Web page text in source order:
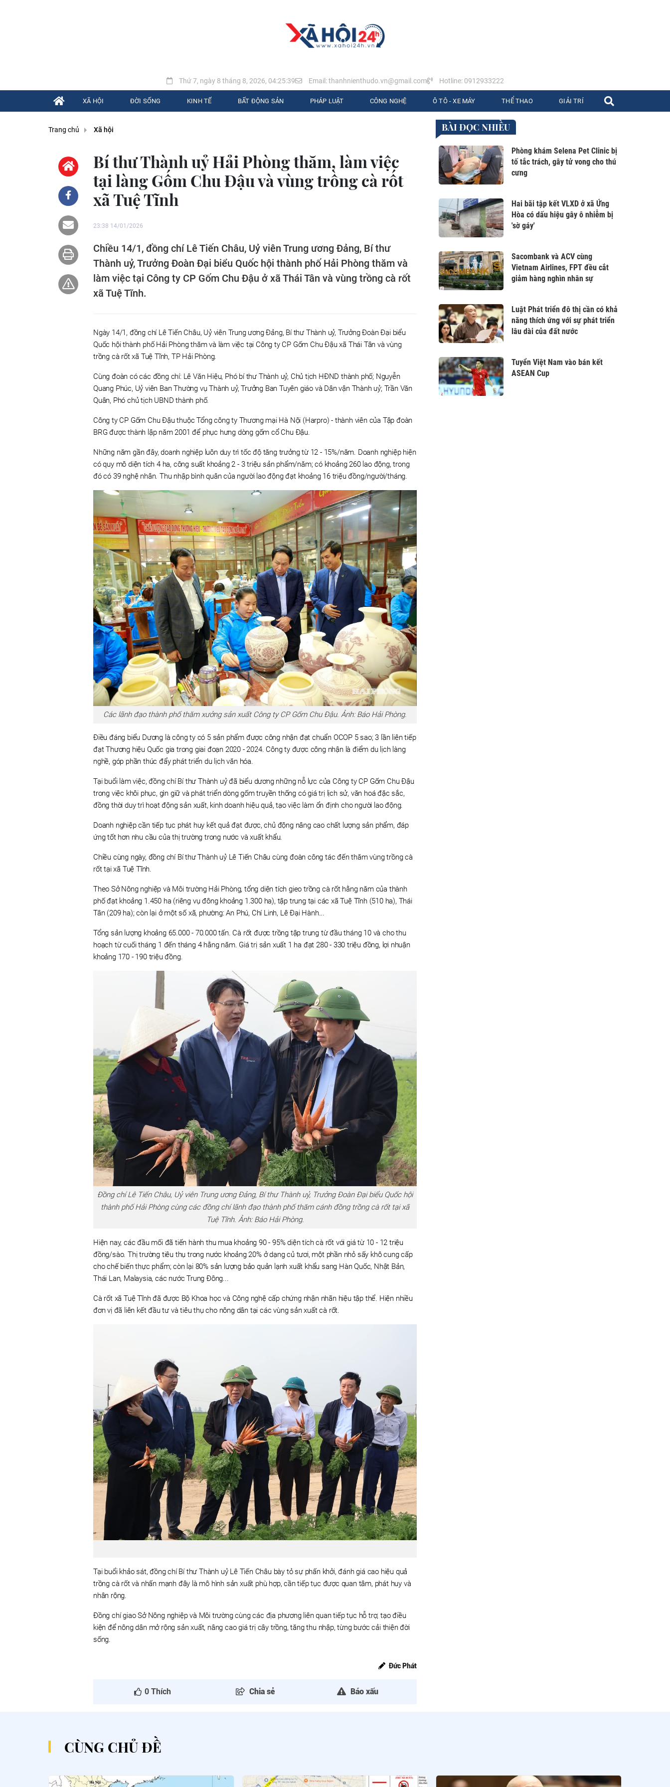
Thứ 7, ngày 8 tháng 8, 2026, 04:25:40 Email: thanhnienthudo.vn@gmail.com Hotline: 0912933222
XÃ HỘI ĐỜI SỐNG KINH TẾ BẤT ĐỘNG SẢN PHÁP LUẬT CÔNG NGHỆ Ô TÔ - XE MÁY THỂ THAO GIẢI TRÍ
Trang chủ Xã hội
Bí thư Thành uỷ Hải Phòng thăm, làm việc
tại làng Gốm Chu Đậu và vùng trồng cà rốt
xã Tuệ Tĩnh
23:38 14/01/2026
Chiều 14/1, đồng chí Lê Tiến Châu, Uỷ viên Trung ương Đảng, Bí thư
Thành uỷ, Trưởng Đoàn Đại biểu Quốc hội thành phố Hải Phòng thăm và
làm việc tại Công ty CP Gốm Chu Đậu ở xã Thái Tân và vùng trồng cà rốt
xã Tuệ Tĩnh.
Ngày 14/1, đồng chí Lê Tiến Châu, Uỷ viên Trung ương Đảng, Bí thư Thành uỷ, Trưởng Đoàn Đại biểu
Quốc hội thành phố Hải Phòng thăm và làm việc tại Công ty CP Gốm Chu Đậu xã Thái Tân và vùng
trồng cà rốt xã Tuệ Tĩnh, TP Hải Phòng.
Cùng đoàn có các đồng chí: Lê Văn Hiệu, Phó bí thư Thành uỷ, Chủ tịch HĐND thành phố; Nguyễn
Quang Phúc, Uỷ viên Ban Thường vụ Thành uỷ, Trưởng Ban Tuyên giáo và Dân vận Thành uỷ; Trần Văn
Quân, Phó chủ tịch UBND thành phố.
Công ty CP Gốm Chu Đậu thuộc Tổng công ty Thương mại Hà Nội (Harpro) - thành viên của Tập đoàn
BRG được thành lập năm 2001 để phục hưng dòng gốm cổ Chu Đậu.
Những năm gần đây, doanh nghiệp luôn duy trì tốc độ tăng trưởng từ 12 - 15%/năm. Doanh nghiệp hiện
có quy mô diện tích 4 ha, công suất khoảng 2 - 3 triệu sản phẩm/năm; có khoảng 260 lao động, trong
đó có 39 nghệ nhân. Thu nhập bình quân của người lao động đạt khoảng 16 triệu đồng/người/tháng.
Các lãnh đạo thành phố thăm xưởng sản xuất Công ty CP Gốm Chu Đậu. Ảnh: Báo Hải Phòng.
Điều đáng biểu Dương là công ty có 5 sản phẩm được công nhận đạt chuẩn OCOP 5 sao; 3 lần liên tiếp
đạt Thương hiệu Quốc gia trong giai đoạn 2020 - 2024. Công ty được công nhận là điểm du lịch làng
nghề, góp phần thúc đẩy phát triển du lịch văn hóa.
Tại buổi làm việc, đồng chí Bí thư Thành uỷ đã biểu dương những nỗ lực của Công ty CP Gốm Chu Đậu
trong việc khôi phục, gìn giữ và phát triển dòng gốm truyền thống có giá trị lịch sử, văn hoá đặc sắc,
đồng thời duy trì hoạt động sản xuất, kinh doanh hiệu quả, tạo việc làm ổn định cho người lao động.
Doanh nghiệp cần tiếp tục phát huy kết quả đạt được, chủ động nâng cao chất lượng sản phẩm, đáp
ứng tốt hơn nhu cầu của thị trường trong nước và xuất khẩu.
Chiều cùng ngày, đồng chí Bí thư Thành uỷ Lê Tiến Châu cùng đoàn công tác đến thăm vùng trồng cà
rốt tại xã Tuệ Tĩnh.
Theo Sở Nông nghiệp và Môi trường Hải Phòng, tổng diện tích gieo trồng cà rốt hằng năm của thành
phố đạt khoảng 1.450 ha (riêng vụ đông khoảng 1.300 ha), tập trung tại các xã Tuệ Tĩnh (510 ha), Thái
Tân (209 ha); còn lại ở một số xã, phường: An Phú, Chí Linh, Lê Đại Hành...
Tổng sản lượng khoảng 65.000 - 70.000 tấn. Cà rốt được trồng tập trung từ đầu tháng 10 và cho thu
hoạch từ cuối tháng 1 đến tháng 4 hằng năm. Giá trị sản xuất 1 ha đạt 280 - 330 triệu đồng, lợi nhuận
khoảng 170 - 190 triệu đồng.
Đồng chí Lê Tiến Châu, Uỷ viên Trung ương Đảng, Bí thư Thành uỷ, Trưởng Đoàn Đại biểu Quốc hội
thành phố Hải Phòng cùng các đồng chí lãnh đạo thành phố thăm cánh đồng trồng cà rốt tại xã
Tuệ Tĩnh. Ảnh: Báo Hải Phòng.
Hiện nay, các đầu mối đã tiến hành thu mua khoảng 90 - 95% diện tích cà rốt với giá từ 10 - 12 triệu
đồng/sào. Thị trường tiêu thụ trong nước khoảng 20% ở dạng củ tươi, một phần nhỏ sấy khô cung cấp
cho chế biến thực phẩm; còn lại 80% sản lượng bảo quản lạnh xuất khẩu sang Hàn Quốc, Nhật Bản,
Thái Lan, Malaysia, các nước Trung Đông...
Cà rốt xã Tuệ Tĩnh đã được Bộ Khoa học và Công nghệ cấp chứng nhận nhãn hiệu tập thể. Hiện nhiều
đơn vị đã liên kết đầu tư và tiêu thụ cho nông dân tại các vùng sản xuất cà rốt.
Tại buổi khảo sát, đồng chí Bí thư Thành uỷ Lê Tiến Châu bày tỏ sự phấn khởi, đánh giá cao hiệu quả
trồng cà rốt và nhấn mạnh đây là mô hình sản xuất phù hợp, cần tiếp tục được quan tâm, phát huy và
nhân rộng.
Đồng chí giao Sở Nông nghiệp và Môi trường cùng các địa phương liên quan tiếp tục hỗ trợ, tạo điều
kiện để nông dân mở rộng sản xuất, nâng cao giá trị cây trồng, tăng thu nhập, từng bước cải thiện đời
sống.
Đức Phát
0Thích Chia sẻ Báo xấu
BÀI ĐỌC NHIỀU
Phòng khám Selena Pet Clinic bị
tố tắc trách, gây tử vong cho thú
cưng
Hai bãi tập kết VLXD ở xã Ứng
Hòa có dấu hiệu gây ô nhiễm bị
'sờ gáy'
Sacombank và ACV cùng
Vietnam Airlines, FPT đều cắt
giảm hàng nghìn nhân sự
Luật Phát triển đô thị cần có khả
năng thích ứng với sự phát triển
lâu dài của đất nước
Tuyển Việt Nam vào bán kết
ASEAN Cup
CÙNG CHỦ ĐỀ